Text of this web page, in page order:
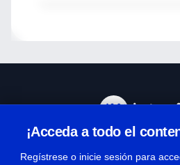
¡Acceda a todo el
Regístrese o inicie sesión para